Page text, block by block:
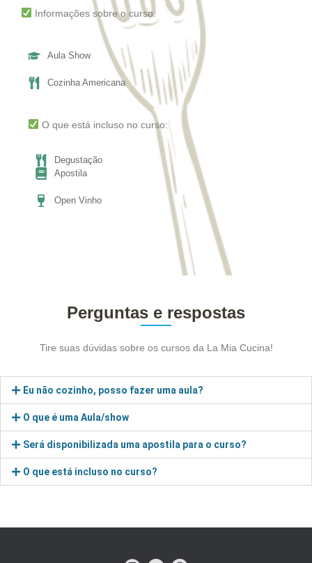
Informações sobre o curso:
Aula Show
Cozinha Americana
O que está incluso no curso:
Degustação
Apostila
Open Vinho
Perguntas e respostas
Tire suas dúvidas sobre os cursos da La Mia Cucina!
Eu não cozinho, posso fazer uma aula?
O que é uma Aula/show
Será disponibilizada uma apostila para o curso?
O que está incluso no curso?